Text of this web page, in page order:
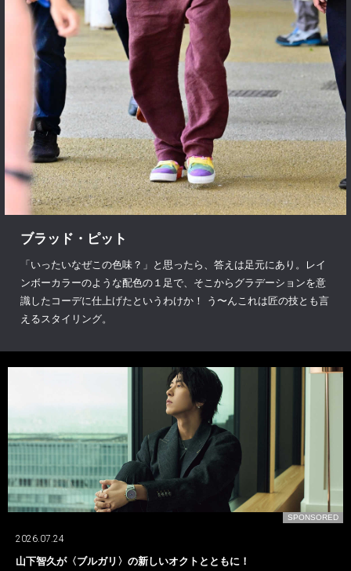
ブラッド・ピット
「いったいなぜこの色味？」と思ったら、答えは足元にあり。レイ
ンボーカラーのような配色の１足で、そこからグラデーションを意
識したコーデに仕上げたというわけか！ う〜んこれは匠の技とも言
えるスタイリング。
SPONSORED
2026.07.24
〈ロエベ〉の新作で差をつける！